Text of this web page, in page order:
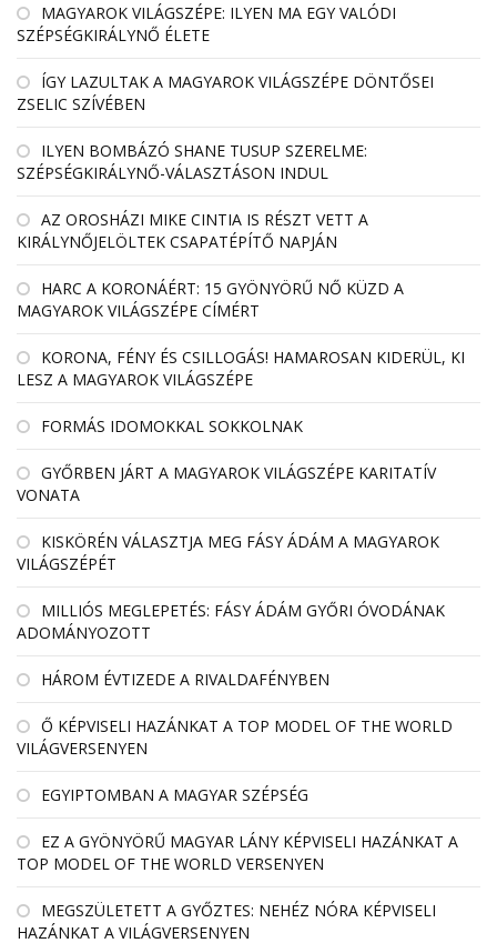
MAGYAROK VILÁGSZÉPE: ILYEN MA EGY VALÓDI
SZÉPSÉGKIRÁLYNŐ ÉLETE
ÍGY LAZULTAK A MAGYAROK VILÁGSZÉPE DÖNTŐSEI
ZSELIC SZÍVÉBEN
ILYEN BOMBÁZÓ SHANE TUSUP SZERELME:
SZÉPSÉGKIRÁLYNŐ-VÁLASZTÁSON INDUL
AZ OROSHÁZI MIKE CINTIA IS RÉSZT VETT A
KIRÁLYNŐJELÖLTEK CSAPATÉPÍTŐ NAPJÁN
HARC A KORONÁÉRT: 15 GYÖNYÖRŰ NŐ KÜZD A
MAGYAROK VILÁGSZÉPE CÍMÉRT
KORONA, FÉNY ÉS CSILLOGÁS! HAMAROSAN KIDERÜL, KI
LESZ A MAGYAROK VILÁGSZÉPE
FORMÁS IDOMOKKAL SOKKOLNAK
GYŐRBEN JÁRT A MAGYAROK VILÁGSZÉPE KARITATÍV
VONATA
KISKÖRÉN VÁLASZTJA MEG FÁSY ÁDÁM A MAGYAROK
VILÁGSZÉPÉT
MILLIÓS MEGLEPETÉS: FÁSY ÁDÁM GYŐRI ÓVODÁNAK
ADOMÁNYOZOTT
HÁROM ÉVTIZEDE A RIVALDAFÉNYBEN
Ő KÉPVISELI HAZÁNKAT A TOP MODEL OF THE WORLD
VILÁGVERSENYEN
EGYIPTOMBAN A MAGYAR SZÉPSÉG
EZ A GYÖNYÖRŰ MAGYAR LÁNY KÉPVISELI HAZÁNKAT A
TOP MODEL OF THE WORLD VERSENYEN
MEGSZÜLETETT A GYŐZTES: NEHÉZ NÓRA KÉPVISELI
HAZÁNKAT A VILÁGVERSENYEN